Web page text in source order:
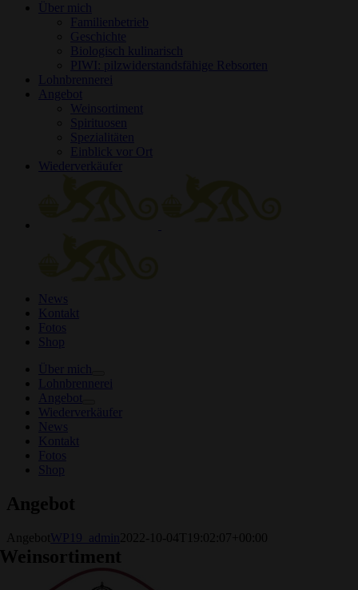
Über mich
Familienbetrieb
Geschichte
Biologisch kulinarisch
PIWI: pilzwiderstandsfähige Rebsorten
Lohnbrennerei
Angebot
Weinsortiment
Spirituosen
Spezialitäten
Einblick vor Ort
Wiederverkäufer
News
Kontakt
Fotos
Shop
Über mich
Lohnbrennerei
Angebot
Wiederverkäufer
News
Kontakt
Fotos
Shop
Angebot
AngebotWP19_admin 2022-10-04T19:02:07+00:00
Weinsortiment